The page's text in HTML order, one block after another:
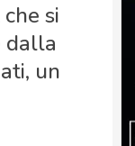
si
dalla
un